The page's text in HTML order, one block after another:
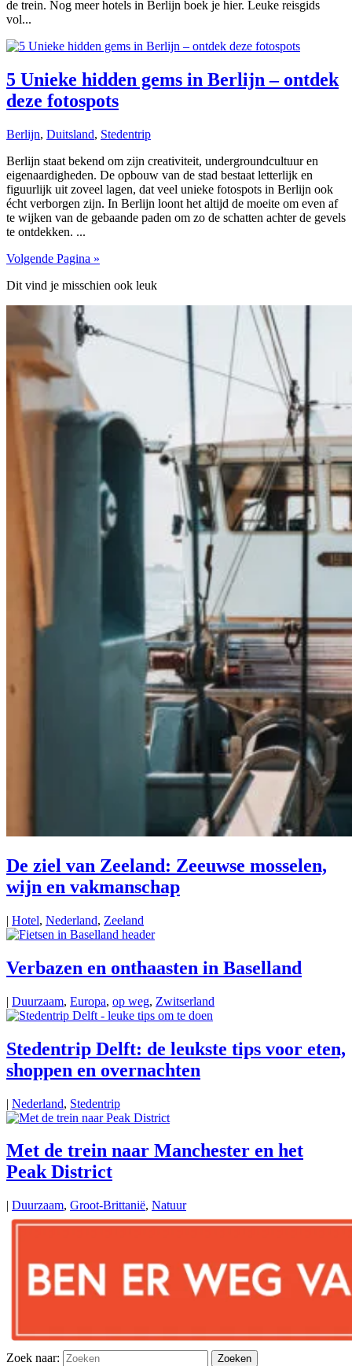
de trein. Nog meer hotels in Berlijn boek je hier. Leuke reisgids
vol...
5 Unieke hidden gems in Berlijn – ontdek
deze fotospots
Berlijn, Duitsland, Stedentrip
Berlijn staat bekend om zijn creativiteit, undergroundcultuur en
eigenaardigheden. De opbouw van de stad bestaat letterlijk en
figuurlijk uit zoveel lagen, dat veel unieke fotospots in Berlijn ook
écht verborgen zijn. In Berlijn loont het altijd de moeite om even af
te wijken van de gebaande paden om zo de schatten achter de gevels
te ontdekken. ...
Volgende Pagina »
Dit vind je misschien ook leuk
De ziel van Zeeland: Zeeuwse mosselen,
wijn en vakmanschap
| Hotel, Nederland, Zeeland
Verbazen en onthaasten in Baselland
| Duurzaam, Europa, op weg, Zwitserland
Stedentrip Delft: de leukste tips voor eten,
shoppen en overnachten
| Nederland, Stedentrip
Met de trein naar Manchester en het
Peak District
| Duurzaam, Groot-Brittanië, Natuur
Zoek naar: